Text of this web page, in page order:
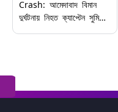
Crash: আমেদাবাদ বিমান
দুর্ঘটনায় নিহত ক্যাপ্টেন সুমিতের